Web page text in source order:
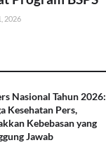
2026
Nasional Tahun 2026:
Kesehatan Pers,
Kebebasan yang
Jawab